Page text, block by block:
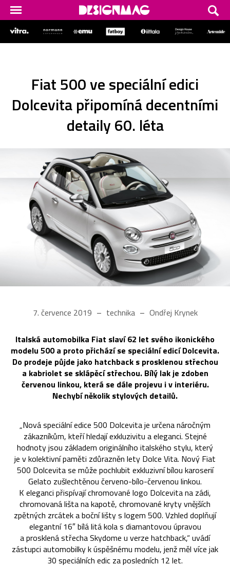
Fiat 500 ve speciální edici
Dolcevita připomíná decentními
detaily 60. léta
7. července 2019 technika Ondřej Krynek
Italská automobilka Fiat slaví 62 let svého ikonického
modelu 500 a proto přichází se speciální edicí Dolcevita.
Do prodeje půjde jako hatchback s prosklenou střechou
a kabriolet se sklápěcí střechou. Bílý lak je zdoben
červenou linkou, která se dále projevu i v interiéru.
Nechybí několik stylových detailů.
„Nová speciální edice 500 Dolcevita je určena náročným
zákazníkům, kteří hledají exkluzivitu a eleganci. Stejné
hodnoty jsou základem originálního italského stylu, který
je v kolektivní paměti zdůrazněn lety Dolce Vita. Nový Fiat
500 Dolcevita se může pochlubit exkluzivní bílou karoserií
Gelato zušlechtěnou červeno-bílo-červenou linkou.
K eleganci přispívají chromované logo Dolcevita na zádi,
chromovaná lišta na kapotě, chromované kryty vnějších
zpětných zrcátek a boční lišty s logem 500. Vzhled doplňují
elegantní 16″ bílá litá kola s diamantovou úpravou
a prosklená střecha Skydome u verze hatchback,“ uvádí
zástupci automobilky k úspěšnému modelu, jenž měl více jak
30 speciálních edic za posledních 12 let.